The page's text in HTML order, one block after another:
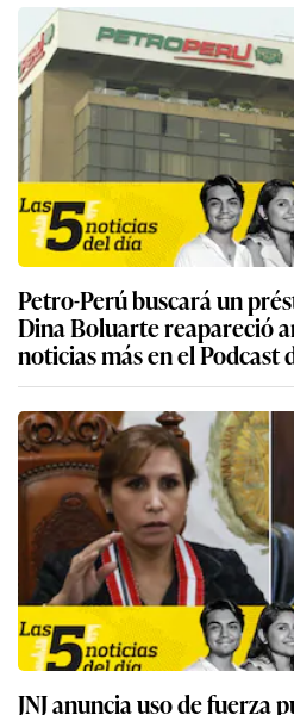
Petro-Perú buscará un
Dina Boluarte reapareció
noticias más en el Podcast
JNJ anuncia uso de fuerza